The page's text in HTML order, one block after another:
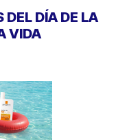
DEL DÍA DE LA
VIDA